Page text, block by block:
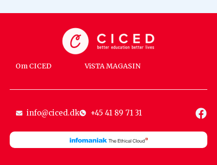
Om CICED ViSTA MAGASIN
info@ciced.dk +45 41 89 71 31